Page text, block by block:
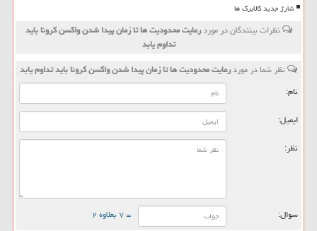
شارژ جدید کالابرگ ها
نظرات بینندگان در موردرعایت محدودیت ها تا زمان پیدا شدن واكسن كرونا باید
تداوم یابد
نظر شما در موردرعایت محدودیت ها تا زمان پیدا شدن واكسن كرونا باید تداوم یابد
نام:
ایمیل:
نظر:
سوال: = ۷ بعلاوه ۲